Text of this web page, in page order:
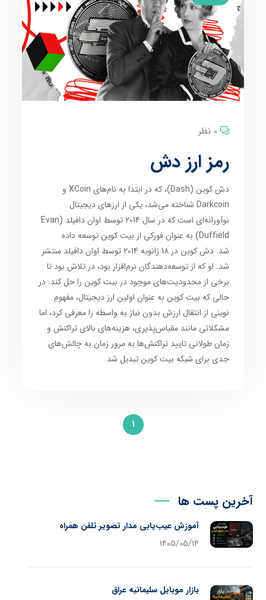
0 نظر
رمز ارز دش
دش کوین (Dash)، که در ابتدا به نام‌های XCoin و
Darkcoin شناخته می‌شد، یکی از ارزهای دیجیتال
نوآورانه‌ای است که در سال 2014 توسط اوان دافیلد (Evan
Duffield) به عنوان فورکی از بیت کوین توسعه داده
شد. دش کوین در 18 ژانویه 2014 توسط اوان دافیلد منتشر
شد. او که از توسعه‌دهندگان نرم‌افزار بود، در تلاش بود تا
برخی از محدودیت‌های موجود در بیت کوین را حل کند. در
حالی که بیت کوین به عنوان اولین ارز دیجیتال، مفهوم
نوینی از انتقال ارزش بدون نیاز به واسطه را معرفی کرد، اما
مشکلاتی مانند مقیاس‌پذیری، هزینه‌های بالای تراکنش و
زمان طولانی تایید تراکنش‌ها به مرور زمان به چالش‌های
جدی برای شبکه بیت کوین تبدیل شد.
1
آخرین پست ها
آموزش عیب‌یابی مدار تصویر تلفن همراه
1405/05/14
بازار موبایل سلیمانیه عراق